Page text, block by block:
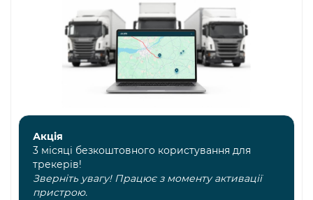
Акція
3 місяці безкоштовного користування для
трекерів!
Зверніть увагу! Працює з моменту активації
пристрою.